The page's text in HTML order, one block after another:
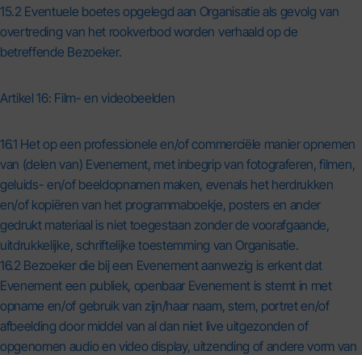
15.2 Eventuele boetes opgelegd aan Organisatie als gevolg van
overtreding van het rookverbod worden verhaald op de
betreffende Bezoeker.
Artikel 16: Film- en videobeelden
16.1 Het op een professionele en/of commerciële manier opnemen
van (delen van) Evenement, met inbegrip van fotograferen, filmen,
geluids- en/of beeldopnamen maken, evenals het herdrukken
en/of kopiëren van het programmaboekje, posters en ander
gedrukt materiaal is niet toegestaan zonder de voorafgaande,
uitdrukkelijke, schriftelijke toestemming van Organisatie.
16.2 Bezoeker die bij een Evenement aanwezig is erkent dat
Evenement een publiek, openbaar Evenement is stemt in met
opname en/of gebruik van zijn/haar naam, stem, portret en/of
afbeelding door middel van al dan niet live uitgezonden of
opgenomen audio en video display, uitzending of andere vorm van